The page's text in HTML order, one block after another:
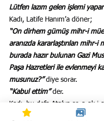
Lütfen lazım gelen işlemi yapar
Kadı, Latife Hanım’a döner;
“On dirhem gümüş mihr-i
aranızda kararlaştırılan mihr-i
burada hazır bulunan Gazi
Paşa Hazretleri ile evlenmeyi
musunuz?” diye sorar.
“Kabul ettim” der.
Kadı, bu defa Ata’ya sorarak
bekler.